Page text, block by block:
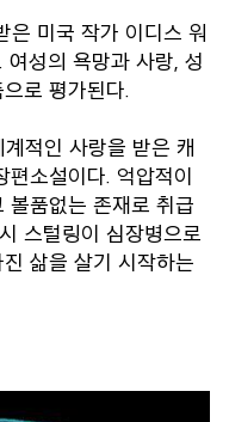
은 미국 작가 이디스 워
여성의 욕망과 사랑, 성
로 평가된다.
적인 사랑을 받은 캐
소설이다. 억압적이
볼품없는 존재로 취급
스털링이 심장병으로
삶을 살기 시작하는